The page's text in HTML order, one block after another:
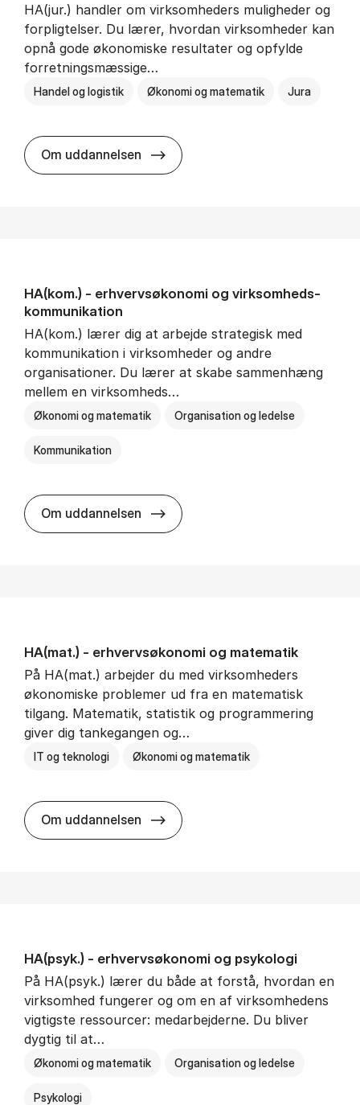
HA(jur.) handler om virksomheders muligheder og
forpligtelser. Du lærer, hvordan virksomheder kan
opnå gode økonomiske resultater og opfylde
forretningsmæssige…
Handel og logistik Økonomi og matematik Jura
Om uddannelsen HA(jur.) - erhvervs­økonomi og
HA(kom.) - erhvervs­økonomi og virksomheds­
kommunikation
HA(kom.) lærer dig at arbejde strategisk med
kommunikation i virksomheder og andre
organisationer. Du lærer at skabe sammenhæng
mellem en virksomheds…
Økonomi og matematik Organisation og ledelse
Kommunikation
Om uddannelsen HA(kom.) - erhvervs­økonomi
HA(mat.) - erhvervs­økonomi og ma­te­ma­tik
På HA(mat.) arbejder du med virksomheders
økonomiske problemer ud fra en matematisk
tilgang. Matematik, statistik og programmering
giver dig tankegangen og…
IT og teknologi Økonomi og matematik
Om uddannelsen HA(mat.) - erhvervs­økonomi og
HA(psyk.) - erhvervs­økonomi og psy­ko­lo­gi
På HA(psyk.) lærer du både at forstå, hvordan en
virksomhed fungerer og om en af virksomhedens
vigtigste ressourcer: medarbejderne. Du bliver
dygtig til at…
Økonomi og matematik Organisation og ledelse
Psykologi